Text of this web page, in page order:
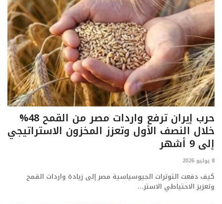
حرب إيران ترفع واردات مصر من القمح 48%
خلال النصف الأول وتعزز المخزون الاستراتيجي
إلى 9 أشهر
8 يوليو 2026
كيف دفعت التوترات الجيوسياسية مصر إلى زيادة واردات القمح
وتعزيز الاحتياطي الاستر...